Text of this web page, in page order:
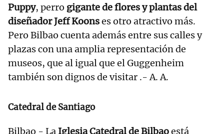
Puppy, perro gigante de flores y plantas del
diseñador Jeff Koonses otro atractivo más.
Pero Bilbao cuenta además entre sus calles y
plazas con una amplia representación de
museos, que al igual que el Guggenheim
también son dignos de visitar .- A. A.
Catedral de Santiago
Bilbao - La Iglesia Catedral de Bilbaoestá